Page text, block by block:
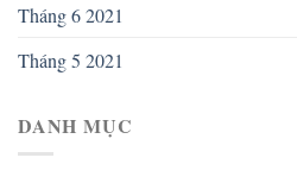
Tháng 6 2021
Tháng 5 2021
DANH MỤC